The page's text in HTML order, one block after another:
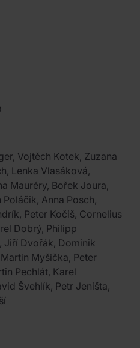
Vojtěch Kotek, Zuzana
Lenka Vlasáková,
Mauréry, Bořek Joura,
Anna Posch,
Peter Kočiš, Cornelius
Dobrý, Philipp
Jiří Dvořák, Dominik
Myšička, Peter
Pechlát, Karel
Švehlík, Petr Jeništa,